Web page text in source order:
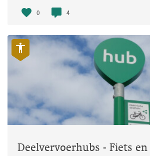
0 4
Deelvervoerhubs - Fiets en